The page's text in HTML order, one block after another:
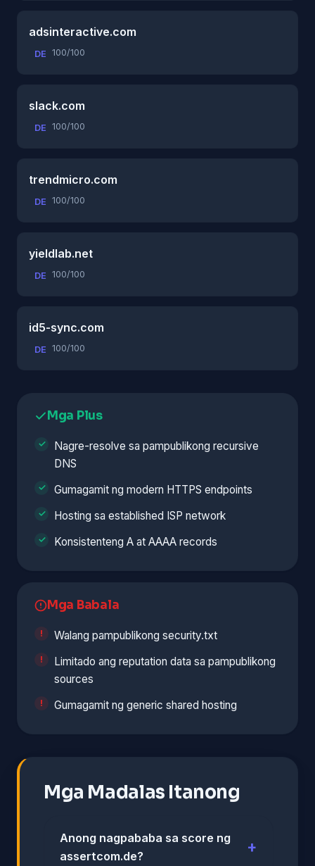
adsinteractive.com
DE 100/100
slack.com
DE 100/100
trendmicro.com
DE 100/100
yieldlab.net
DE 100/100
id5-sync.com
DE 100/100
Mga Plus
Nagre-resolve sa pampublikong recursive
DNS
Gumagamit ng modern HTTPS endpoints
Hosting sa established ISP network
Konsistenteng A at AAAA records
Mga Babala
Walang pampublikong security.txt
Limitado ang reputation data sa pampublikong
sources
Gumagamit ng generic shared hosting
Mga Madalas Itanong
Anong nagpababa sa score ng
assertcom.de?